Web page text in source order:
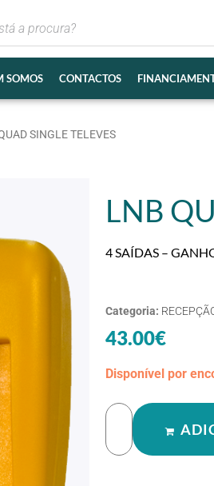
SOMOS CONTACTOS
SINGLE TELEVES
LNB
4 SAÍDAS –
Categoria:
43.00€
Disponível por